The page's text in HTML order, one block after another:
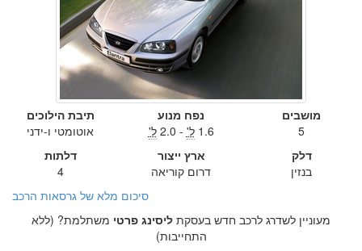
מושבים
5
נפח מנוע
1.6 ל' - 2.0 ל'
תיבת הילוכים
אוטומטי ו-ידני
דלק
בנזין
ארץ ייצור
דרום קוריאה
דלתות
4
סיכום מלא של גרסאות הרכב
מעוניין לשדרג לרכב חדש בעסקת ליסינג פרטי משתלמת? (ללא
התחייבות)